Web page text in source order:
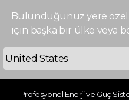
Bulunduğunuz yere
için başka bir ülke veya
Profesyonel Enerji ve Güç